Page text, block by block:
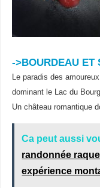
->BOURDEAU ET
Le paradis des
dominant le Lac du
Un château romantique
Ca peut aussi
randonnée
expérience